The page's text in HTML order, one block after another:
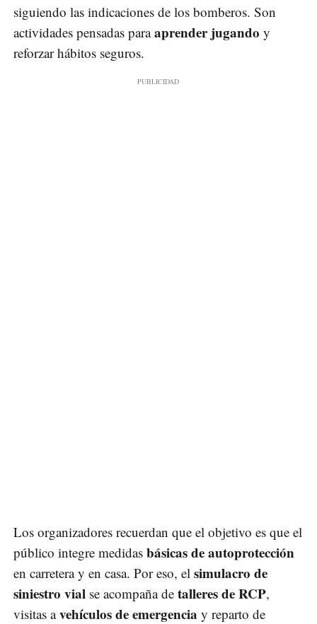
siguiendo las indicaciones de los bomberos. Son
actividades pensadas paraaprender jugando y
reforzar hábitos seguros.
Los organizadores recuerdan que el objetivo es que el
público integre medidas básicas de autoprotección
en carretera y en casa. Por eso, el simulacro de
siniestro vial se acompaña de talleres de RCP,
visitas avehículos de emergencia y reparto de